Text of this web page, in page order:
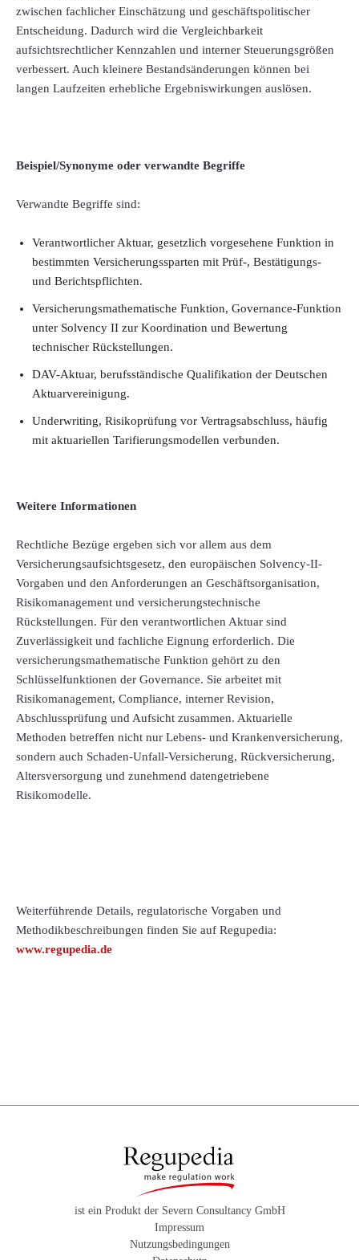
zwischen fachlicher Einschätzung und geschäftspolitischer
Entscheidung. Dadurch wird die Vergleichbarkeit
aufsichtsrechtlicher Kennzahlen und interner Steuerungsgrößen
verbessert. Auch kleinere Bestandsänderungen können bei
langen Laufzeiten erhebliche Ergebniswirkungen auslösen.
Beispiel/Synonyme oder verwandte Begriffe
Verwandte Begriffe sind:
Verantwortlicher Aktuar, gesetzlich vorgesehene Funktion in
bestimmten Versicherungssparten mit Prüf-, Bestätigungs-
und Berichtspflichten.
Versicherungsmathematische Funktion, Governance-Funktion
unter Solvency II zur Koordination und Bewertung
technischer Rückstellungen.
DAV-Aktuar, berufsständische Qualifikation der Deutschen
Aktuarvereinigung.
Underwriting, Risikoprüfung vor Vertragsabschluss, häufig
mit aktuariellen Tarifierungsmodellen verbunden.
Weitere Informationen
Rechtliche Bezüge ergeben sich vor allem aus dem
Versicherungsaufsichtsgesetz, den europäischen Solvency-II-
Vorgaben und den Anforderungen an Geschäftsorganisation,
Risikomanagement und versicherungstechnische
Rückstellungen. Für den verantwortlichen Aktuar sind
Zuverlässigkeit und fachliche Eignung erforderlich. Die
versicherungsmathematische Funktion gehört zu den
Schlüsselfunktionen der Governance. Sie arbeitet mit
Risikomanagement, Compliance, interner Revision,
Abschlussprüfung und Aufsicht zusammen. Aktuarielle
Methoden betreffen nicht nur Lebens- und Krankenversicherung,
sondern auch Schaden-Unfall-Versicherung, Rückversicherung,
Altersversorgung und zunehmend datengetriebene
Risikomodelle.
Weiterführende Details, regulatorische Vorgaben und
Methodikbeschreibungen finden Sie auf Regupedia:
www.regupedia.de
ist ein Produkt der Severn Consultancy GmbH
Impressum
Nutzungsbedingungen